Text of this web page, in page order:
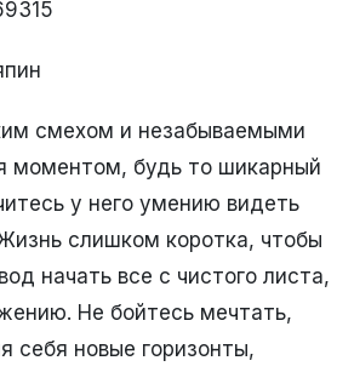
смехом и незабываемыми
моментом, будь то шикарный
у него умению видеть
слишком коротка, чтобы
начать все с чистого листа,
Не бойтесь мечтать,
себя новые горизонты,